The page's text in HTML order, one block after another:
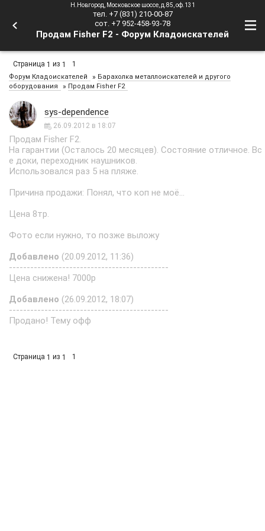
Н.Новгород, Московское шоссе, д.85, оф.131
тел. +7 (831) 210-00-87
сот. +7 952-458-93-78
Продам Fisher F2 - Форум Кладоискателей
Страница 1 из 1 1
Форум Кладоискателей » Барахолка металлоискателей и другого
оборудования
» Продам Fisher F2
sys-dependence
26.09.2012 в 18:07
Продам Fisher F2.
На гарантии (Осталось 20 месяцев). Состояние отличное. Вс
е доки, переходник наушников.
Использовался раз 5 на пляже.
Причина продажи: Понял, что коп не моё...
Цена 8тр.
Фото если нужно, то позже выложу
Добавлено (20.09.2012, 11:36)
---------------------------------------------
Цена снижена! 7000р
Добавлено (26.09.2012, 18:07)
---------------------------------------------
Продано! Тему офф
Страница 1 из 1 1